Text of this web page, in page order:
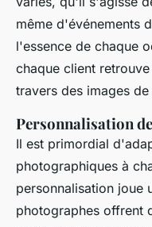
même d'événements
l'essence de chaque
chaque client
travers des images
Personnalisation
Il est primordial
photographiques à
personnalisation joue
photographes offrent